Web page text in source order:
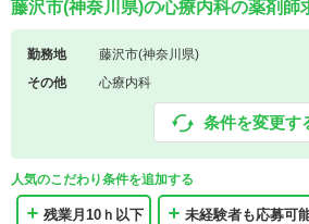
藤沢市(神奈川県)の心療内科の薬剤師
勤務地
藤沢市(神奈川県)
その他
心療内科
条件を変更す
人気のこだわり条件を追加する
残業月10ｈ以下 未経験者も応募可